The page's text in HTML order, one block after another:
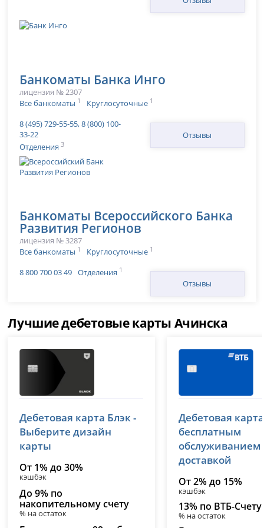
Банкоматы Банка Инго
лицензия № 2307
Все банкоматы 1 Круглосуточные 1
8 (495) 729-55-55, 8 (800) 100-
33-22
Отделения 3
Отзывы
Банкоматы Всероссийского Банка
Развития Регионов
лицензия № 3287
Все банкоматы 1 Круглосуточные 1
8 800 700 03 49 Отделения 1
Отзывы
Лучшие дебетовые карты Ачинска
лицензия № 2673
Дебетовая карта Блэк -
Выберите дизайн
карты
От 1% до 30%
кэшбэк
До 9% по
накопительному счету
% на остаток
лицензия № 1000
Дебетовая
бесплатным
обслуживанием
доставкой
От 2% до 15%
кэшбэк
13% по ВТБ-Счету
% на остаток